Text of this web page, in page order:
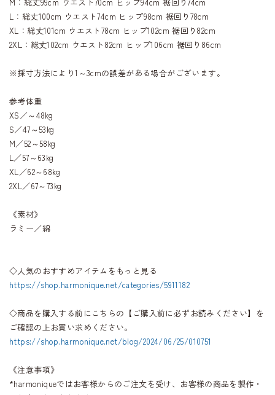
L：総丈100cm ウエスト74cm ヒップ98cm 裾回り78cm
XL：総丈101cm ウエスト78cm ヒップ102cm 裾回り82cm
2XL：総丈102cm ウエスト82cm ヒップ106cm 裾回り86cm
※採寸方法により1～3cmの誤差がある場合がございます。
参考体重
XS／～48kg
S／47～53kg
M／52～58kg
L／57～63kg
XL／62～68kg
2XL／67～73kg
《素材》
ラミー／綿
◇人気のおすすめアイテムをもっと見る
https://shop.harmonique.net/categories/5911182
◇商品を購入する前にこちらの【ご購入前に必ずお読みください】を
ご確認の上お買い求めください。
https://shop.harmonique.net/blog/2024/06/25/010751
《注意事項》
*harmoniqueではお客様からのご注文を受け、お客様の商品を製作・